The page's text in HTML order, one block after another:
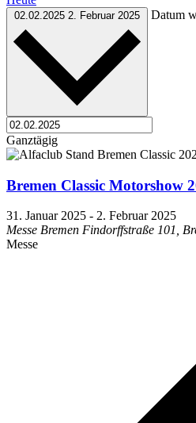
02.02.2025 2. Februar 2025 Datum
Ganztägig
Bremen Classic Motorshow
31. Januar 2025 - 2. Februar 2025
Messe Bremen Findorffstraße 101,
Messe